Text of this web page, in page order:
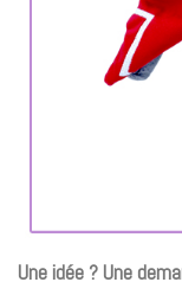
Une idée ? Une